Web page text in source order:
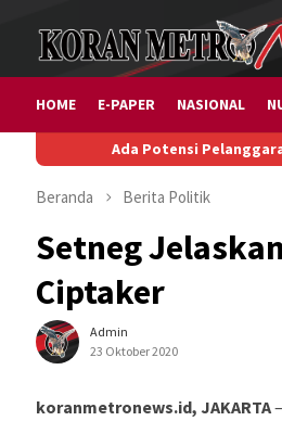
HOME E-PAPER NASIONAL
Ada Potensi Pelanggaran HAM dan
Beranda Berita Politik
Setneg
Ciptaker
Admin
23 Oktober 2020
koranmetronews.id, JAKARTA